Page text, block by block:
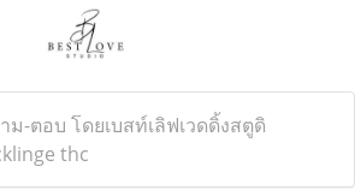
ม-ตอบ โดยเบสท์เลิฟเวดดิ้งสตูดิ
thc